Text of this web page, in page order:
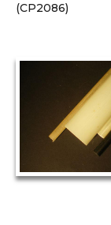
(CP2086)